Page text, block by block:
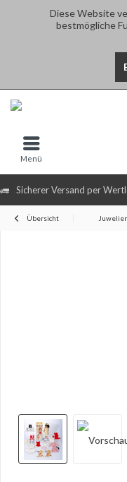
Diese Website
bestmögliche
Sicherer Versand per
Menü
Übersicht